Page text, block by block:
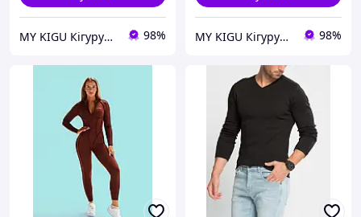
MY KIGU Кігурумі для вієї родини! 98% MY KIGU Кігурумі для вієї родини! 98%